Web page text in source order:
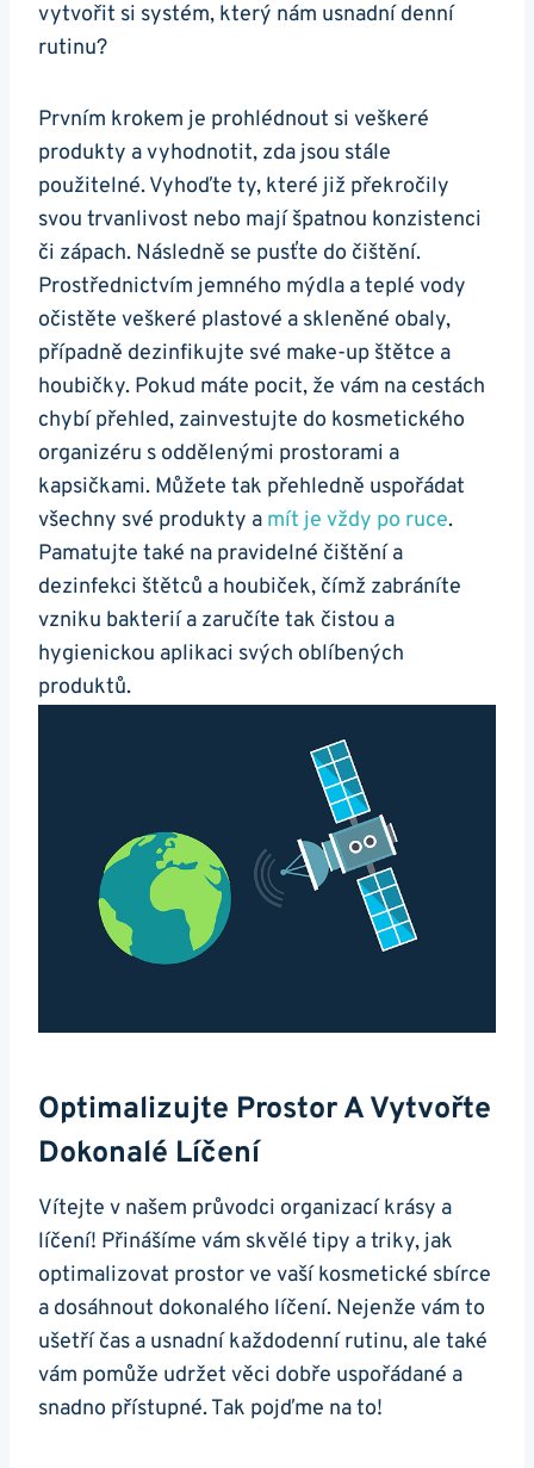
vytvořit si systém, který nám usnadní denní
rutinu?
Prvním krokem je prohlédnout si veškeré
produkty a vyhodnotit, zda jsou stále
použitelné. Vyhoďte ty, které již překročily
svou trvanlivost nebo mají špatnou konzistenci
či zápach. Následně se pusťte do čištění.
Prostřednictvím jemného mýdla a teplé vody
očistěte veškeré plastové a skleněné obaly,
případně dezinfikujte své make-up štětce a
houbičky. Pokud máte pocit, že vám na cestách
chybí přehled, zainvestujte do kosmetického
organizéru s oddělenými prostorami a
kapsičkami. Můžete tak přehledně uspořádat
všechny své produkty a mít je vždy po ruce.
Pamatujte také na pravidelné čištění a
dezinfekci štětců a houbiček, čímž zabráníte
vzniku bakterií a zaručíte tak čistou a
hygienickou aplikaci svých oblíbených
produktů.
Optimalizujte Prostor A Vytvořte
Dokonalé Líčení
Vítejte v našem průvodci organizací krásy a
líčení! Přinášíme vám skvělé tipy a triky, jak
optimalizovat prostor ve vaší kosmetické sbírce
a dosáhnout dokonalého líčení. Nejenže vám to
ušetří čas a usnadní každodenní rutinu, ale také
vám pomůže udržet věci dobře uspořádané a
snadno přístupné. Tak pojďme na to!